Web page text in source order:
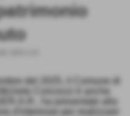
del 2025, il Comune di
Concezzi è anche
ha presentato alla
d'interesse per realizzare